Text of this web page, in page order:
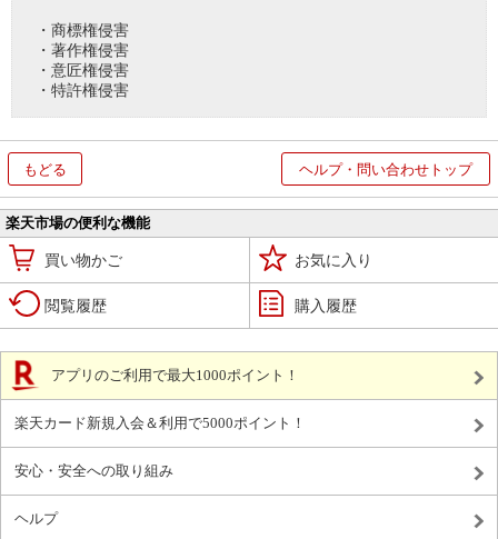
・商標権侵害
・著作権侵害
・意匠権侵害
・特許権侵害
もどる ヘルプ・問い合わせトップ
楽天市場の便利な機能
買い物かご お気に入り
閲覧履歴 購入履歴
アプリのご利用で最大1000ポイント！
楽天カード新規入会＆利用で5000ポイント！
安心・安全への取り組み
ヘルプ